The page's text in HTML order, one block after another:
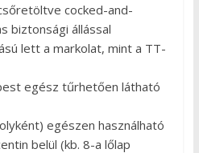
cocked-and-
biztonsági állással
lett a markolat, mint a TT-
egész tűrhetően látható
egészen használható
belül (kb. 8-a lőlap